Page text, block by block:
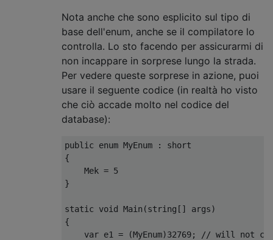
Nota anche che sono esplicito sul tipo di
base dell'enum, anche se il compilatore lo
controlla. Lo sto facendo per assicurarmi di
non incappare in sorprese lungo la strada.
Per vedere queste sorprese in azione, puoi
usare il seguente codice (in realtà ho visto
che ciò accade molto nel codice del
database):
public enum MyEnum :
short
{
Mek = 5
}
static void Main (string [] args)
{
var e1 = (MyEnum)32769; // will not